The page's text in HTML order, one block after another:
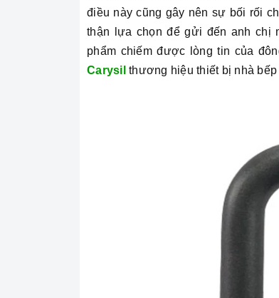
điều này cũng gây nên sự bối rối
thận lựa chọn để gửi đến anh chị
phẩm chiếm được lòng tin của
Carysil thương hiệu thiết bị nhà